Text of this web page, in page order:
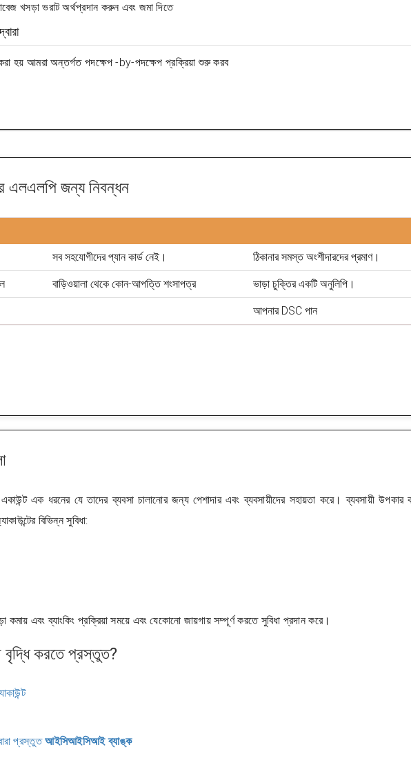
খসড়া ভরাট অর্থপ্রদান করুন এবং জমা দিতে
হয় আমরা অন্তর্গত পদক্ষেপ -by-পদক্ষেপ প্রক্রিয়া শুরু করব
এলএলপি জন্য নিবন্ধন
সব সহযোগীদের প্যান কার্ড নেই। ঠিকানার সমস্ত অংশীদারদের প্রমাণ।
বাড়িওয়ালা থেকে কোন-আপত্তি শংসাপত্র ভাড়া চুক্তির একটি অনুলিপি।
আপনার DSC পান
এক ধরনের যে তাদের ব্যবসা চালানোর জন্য পেশাদার এবং ব্যবসায়ীদের সহায়তা করে। ব্যবসায়ী উপকার
বিভিন্ন সুবিধা:
কমায় এবং ব্যাংকিং প্রক্রিয়া সময়ে এবং যেকোনো জায়গায় সম্পূর্ণ করতে সুবিধা প্রদান করে।
করতে প্রস্তুত?
প্রস্তুতআইসিআইসিআই ব্যাঙ্ক